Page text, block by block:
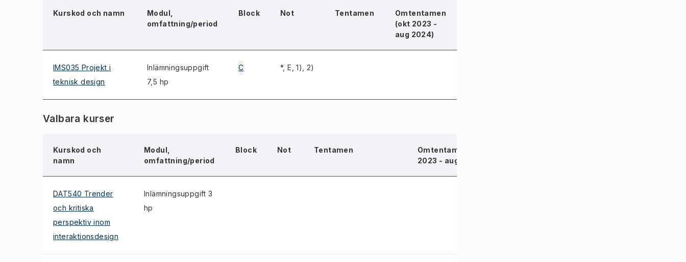
Kurskod och namn
Modul,
omfattning/period
Block Not Tentamen
Omtentamen
(okt 2023 -
aug 2024)
IMS035 Projekt i
teknisk design
Inlämningsuppgift
7,5 hp
C *, E, 1), 2)
Valbara kurser
Kurskod och
namn
Modul,
omfattning/period
Block Not Tentamen
Omtentamen (okt
2023 - aug 2024)
DAT540 Trender
och kritiska
perspektiv inom
interaktionsdesign
Inlämningsuppgift 3
hp